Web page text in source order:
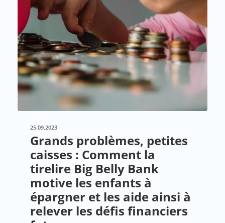
25.09.2023
Grands problèmes, petites
caisses : Comment la
tirelire Big Belly Bank
motive les enfants à
épargner et les aide ainsi à
relever les défis financiers